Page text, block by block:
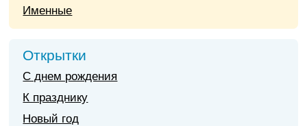
Именные
Открытки
С днем рождения
К празднику
Новый год